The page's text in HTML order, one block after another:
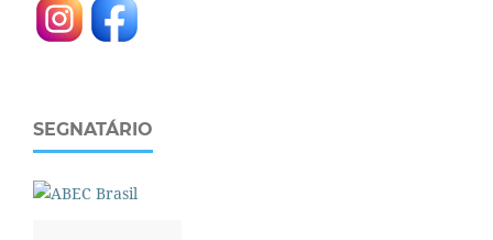
SEGNATÁRIO